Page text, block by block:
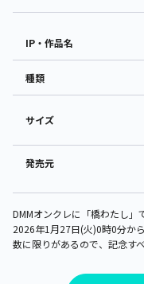
IP・作品名
種類
サイズ
発売元
DMMオンクレに「橋わたし」
2026年1月27日(火)0時0分か
数に限りがあるので、記念す